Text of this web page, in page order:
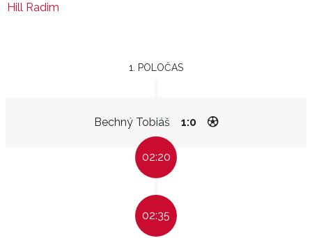
Hill Radim
1. POLOČAS
Bechný Tobiáš 1:0
02:20
02:35